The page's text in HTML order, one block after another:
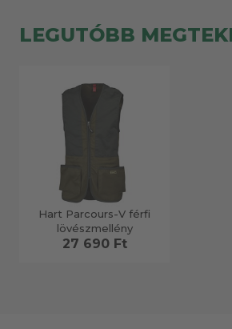
LEGUTÓBB
Hart Parcours-V férfi
lövészmellény
27 690 Ft